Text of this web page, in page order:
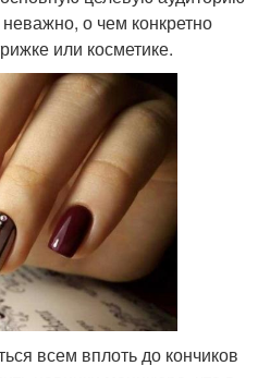
о чем конкретно
или косметике.
всем вплоть до кончиков